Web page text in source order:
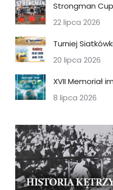
Strongman
22 lipca 2026
Turniej
20 lipca 2026
XVII Memoriał
8 lipca 2026